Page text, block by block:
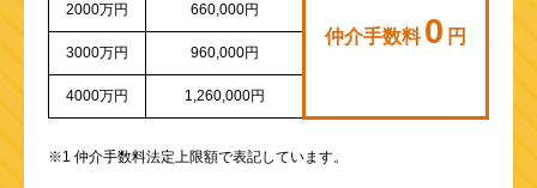
仲介手数料 0 円
2000万円 660,000円
3000万円 960,000円
4000万円 1,260,000円
※1 仲介手数料法定上限額で表記しています。